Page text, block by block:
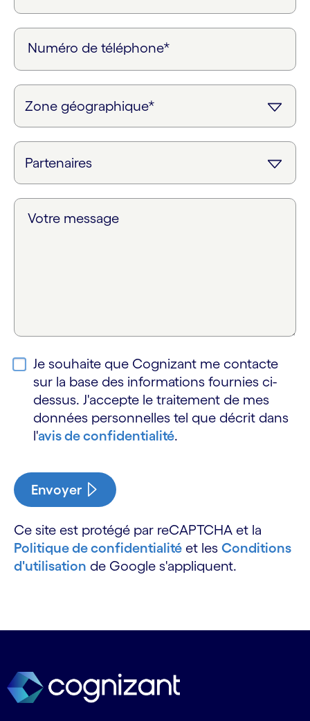
Numéro de téléphone*
Votre message
Je souhaite que Cognizant me contacte
sur la base des informations fournies ci-
dessus. J'accepte le traitement de mes
données personnelles tel que décrit dans
l'avis de confidentialité.
Envoyer
Ce site est protégé par reCAPTCHA et la
Politique de confidentialité et les Conditions
d'utilisation de Google s'appliquent.